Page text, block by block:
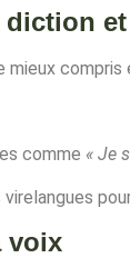
diction
mieux
comme « Je
voix